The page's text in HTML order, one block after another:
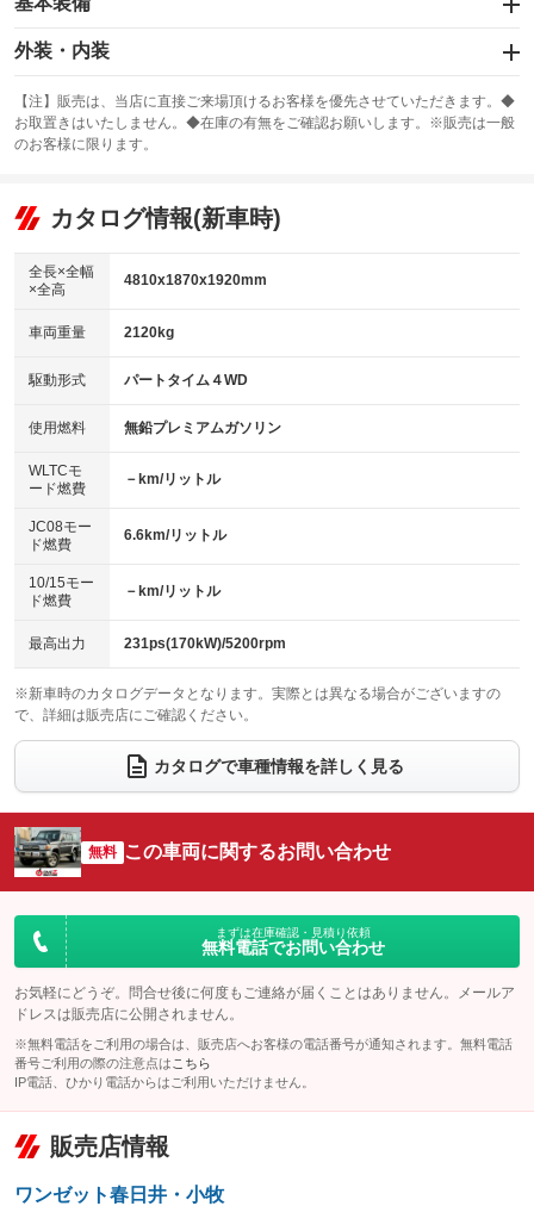
エアバッグ：運転席/助手席
：装備あり
：装備なし
サンルーフ
：装備なし ABS
リフトアップ
：装備なし
：装備なし
パワーウィンドウ
アイドリングストップ
：装備なし
USB入力端子
：装備なし
100V電源
：装備なし
センターデフロック
：装備あり
電動格納ミラー
：装備なし
外装・内装
カーナビ：メモリーナビ他
：装備あり
TV：フルセグ
：装備あり
ビジュアル：-／DVD再生
：装備あり
：装備あり
革シート
キーレス
HID(キセノンライト)
：装備なし
バックカメラ
：装備なし
エアロ
：装備なし
：装備なし
パワーシート
ベンチシート
：装備なし
チップアップシート
：装備なし
：装備なし ：装備なし
ウォークスルー
：装備なし
電動リアゲート フロントカメラ
：装備なし
：装備なし ：装備なし
サイドカメラ
：装備なし ルーフレール
：装備なし
：装備なし
：装備なし
【注】販売は、当店に直接ご来場頂けるお客様を優先させていただきます。◆
お取置きはいたしません。◆在庫の有無をご確認お願いします。※販売は一般
のお客様に限ります。
カタログ情報(新車時)
全長×全幅
×全高
4810x1870x1920mm
車両重量 2120kg
駆動形式 パートタイム４WD
使用燃料 無鉛プレミアムガソリン
WLTCモ
ード燃費
－km/リットル
JC08モー
ド燃費
6.6km/リットル
10/15モー
ド燃費
－km/リットル
最高出力 231ps(170kW)/5200rpm
※新車時のカタログデータとなります。実際とは異なる場合がございますの
で、詳細は販売店にご確認ください。
カタログで車種情報を詳しく見る
無料 この車両に関するお問い合わせ
まずは在庫確認・見積り依頼
無料電話でお問い合わせ
お気軽にどうぞ。問合せ後に何度もご連絡が届くことはありません。メールア
ドレスは販売店に公開されません。
※無料電話をご利用の場合は、販売店へお客様の電話番号が通知されます。無料電話
番号ご利用の際の注意点は こちら
IP電話、ひかり電話からはご利用いただけません。
販売店情報
ワンゼット春日井・小牧